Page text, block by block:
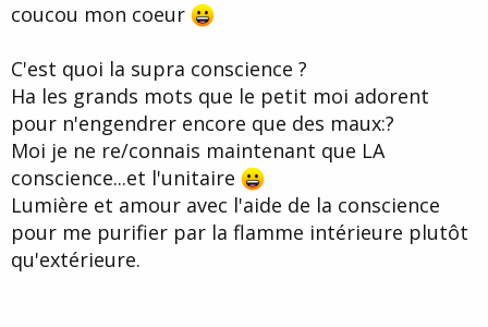
coucou mon coeur
C'est quoi la supra conscience ?
Ha les grands mots que le petit moi adorent
pour n'engendrer encore que des maux:?
Moi je ne re/connais maintenant que LA
conscience...et l'unitaire
Lumière et amour avec l'aide de la conscience
pour me purifier par la flamme intérieure plutôt
qu'extérieure.